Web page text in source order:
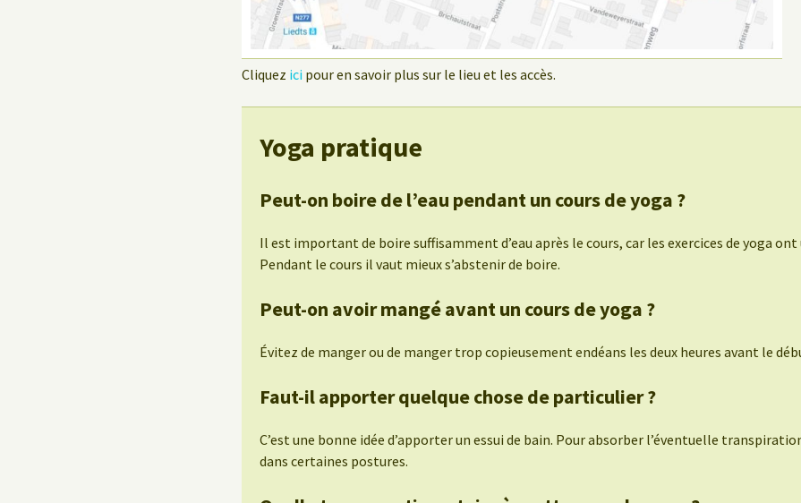
Cliquez ici pour en savoir plus sur le lieu et les accès.
Yoga pratique
Peut-on boire de l’eau pendant un cours de yoga ?
Il est important de boire suffisamment d’eau après le cours, car les exercices de yoga
Pendant le cours il vaut mieux s’abstenir de boire.
Peut-on avoir mangé avant un cours de yoga ?
Évitez de manger ou de manger trop copieusement endéans les deux heures avant le
Faut-il apporter quelque chose de particulier ?
C’est une bonne idée d’apporter un essui de bain. Pour absorber l’éventuelle
dans certaines postures.